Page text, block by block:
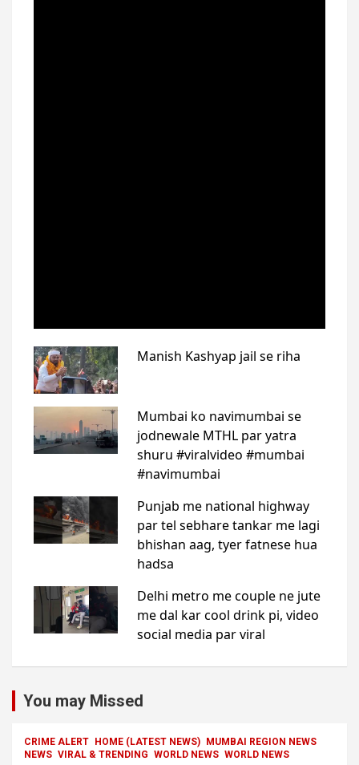
You may Missed
CRIME ALERT HOME (LATEST NEWS)
MUMBAI REGION NEWS
NEWS VIRAL & TRENDING WORLD NEWS WORLD NEWS